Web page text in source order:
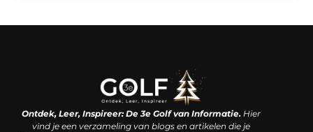
Ontdek, Leer, Inspireer: De 3e Golf van Informatie.Hier
vind je een verzameling van blogs en artikelen die je